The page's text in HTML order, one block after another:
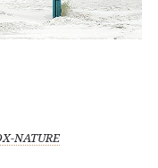
NATURE